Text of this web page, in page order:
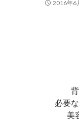
2016年6
必要
美